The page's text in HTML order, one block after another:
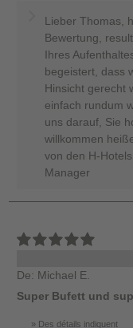
Lieber Thomas,
Bewertung,
Ihres
begeistert, dass
Hinsicht gerecht
einfach rundum
uns darauf, Sie
willkommen
von den H-
Manager
De: Michael E.
Super Bufett und
Des détails indiquent